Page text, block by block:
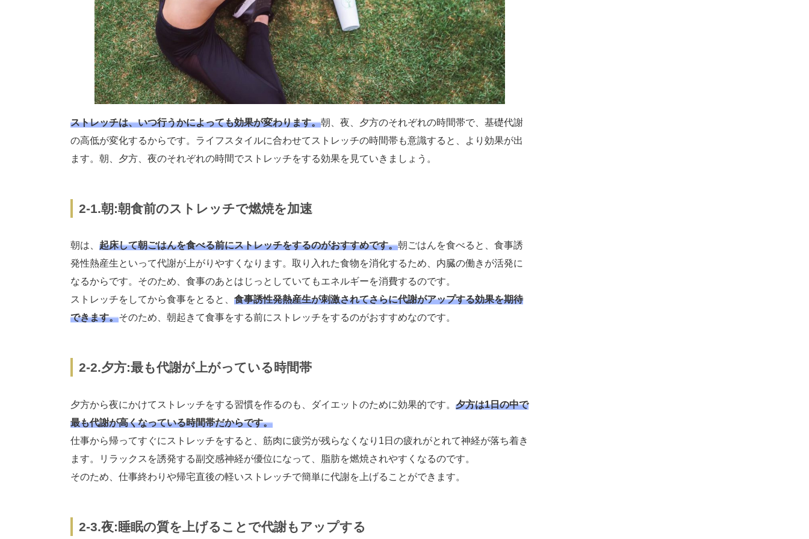
ストレッチは、いつ行うかによっても効果が変わります。朝、夜、夕方のそれぞれの時間帯で、基礎代謝
の高低が変化するからです。ライフスタイルに合わせてストレッチの時間帯も意識すると、より効果が出
ます。朝、夕方、夜のそれぞれの時間でストレッチをする効果を見ていきましょう。
2-1.朝:朝食前のストレッチで燃焼を加速
朝は、 起床して朝ごはんを食べる前にストレッチをするのがおすすめです。朝ごはんを食べると、食事誘
発性熱産生といって代謝が上がりやすくなります。取り入れた食物を消化するため、内臓の働きが活発に
なるからです。そのため、食事のあとはじっとしていてもエネルギーを消費するのです。
ストレッチをしてから食事をとると、 食事誘性発熱産生が刺激されてさらに代謝がアップする効果を期待
できます。そのため、朝起きて食事をする前にストレッチをするのがおすすめなのです。
2-2.夕方:最も代謝が上がっている時間帯
夕方から夜にかけてストレッチをする習慣を作るのも、ダイエットのために効果的です。 夕方は1日の中で
最も代謝が高くなっている時間帯だからです。
仕事から帰ってすぐにストレッチをすると、筋肉に疲労が残らなくなり1日の疲れがとれて神経が落ち着き
ます。リラックスを誘発する副交感神経が優位になって、脂肪を燃焼されやすくなるのです。
そのため、仕事終わりや帰宅直後の軽いストレッチで簡単に代謝を上げることができます。
2-3.夜:睡眠の質を上げることで代謝もアップする